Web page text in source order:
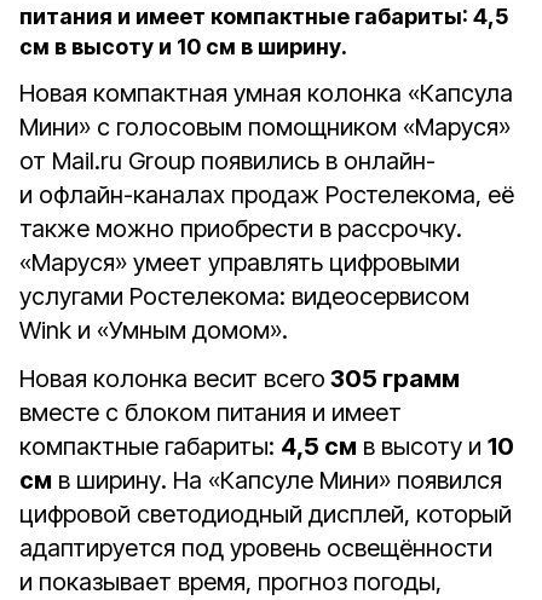
питания и имеет компактные габариты: 4,5
см в высоту и 10 см в ширину.
Новая компактная умная колонка «Капсула
Мини» с голосовым помощником «Маруся»
от Mail.ru Group появились в онлайн-
и офлайн-каналах продаж Ростелекома, её
также можно приобрести в рассрочку.
«Маруся» умеет управлять цифровыми
услугами Ростелекома: видеосервисом
Wink и «Умным домом».
Новая колонка весит всего 305 грамм
вместе с блоком питания и имеет
компактные габариты: 4,5 см в высоту и 10
см в ширину. На «Капсуле Мини» появился
цифровой светодиодный дисплей, который
адаптируется под уровень освещённости
и показывает время, прогноз погоды,